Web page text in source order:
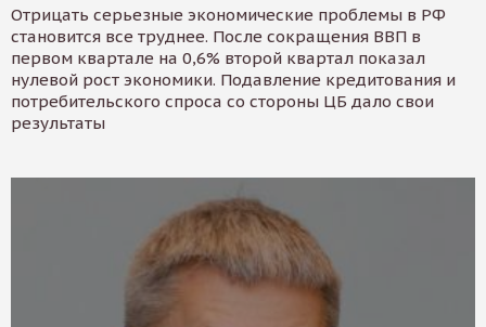
Отрицать серьезные экономические проблемы в РФ
становится все труднее. После сокращения ВВП в
первом квартале на 0,6% второй квартал показал
нулевой рост экономики. Подавление кредитования и
потребительского спроса со стороны ЦБ дало свои
результаты